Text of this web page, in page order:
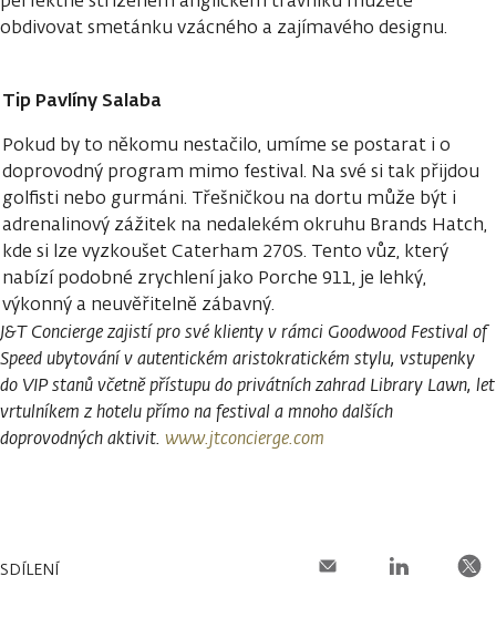
obdivovat smetánku vzácného a zajímavého designu.
Tip Pavlíny Salaba
Pokud by to někomu nestačilo, umíme se postarat i o
doprovodný program mimo festival. Na své si tak přijdou
golfisti nebo gurmáni. Třešničkou na dortu může být i
adrenalinový zážitek na nedalekém okruhu Brands Hatch,
kde si lze vyzkoušet Caterham 270S. Tento vůz, který
nabízí podobné zrychlení jako Porche 911, je lehký,
výkonný a neuvěřitelně zábavný.
J&T Concierge zajistí pro své klienty v rámci Goodwood Festival of
Speed ubytování v autentickém aristokratickém stylu, vstupenky
do VIP stanů včetně přístupu do privátních zahrad Library Lawn, let
vrtulníkem z hotelu přímo na festival a mnoho dalších
doprovodných aktivit. www.jtconcierge.com
SDÍLENÍ